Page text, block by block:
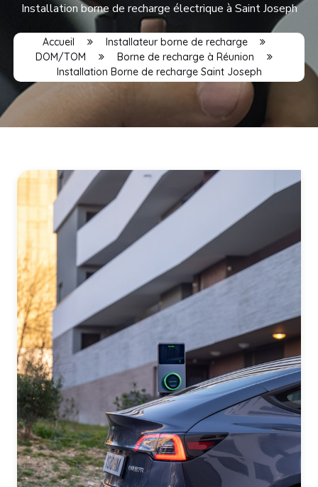
Installation borne de recharge électrique à Saint Joseph
Accueil
Installateur borne de recharge
DOM/TOM
Borne de recharge à Réunion
Installation Borne de recharge Saint Joseph